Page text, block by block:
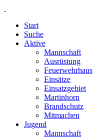
Start
Suche
Aktive
Mannschaft
Ausrüstung
Feuerwehrhaus
Einsätze
Einsatzgebiet
Martinhorn
Brandschutz
Mitmachen
Jugend
Mannschaft